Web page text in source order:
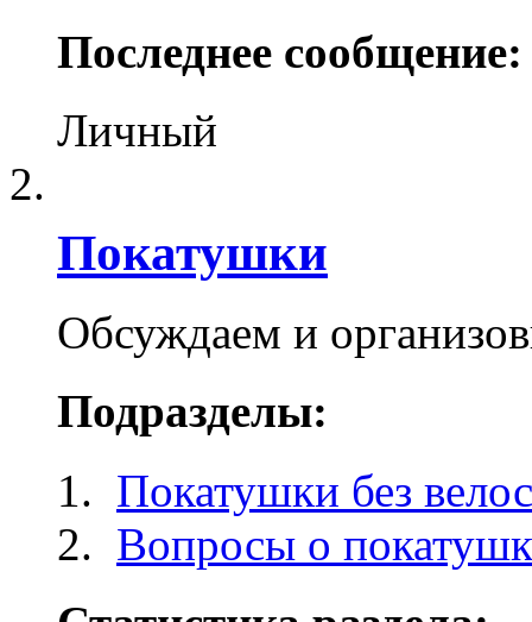
Последнее сообщение:
Личный
Покатушки
Обсуждаем и
Подразделы:
Покатушки без
Вопросы о